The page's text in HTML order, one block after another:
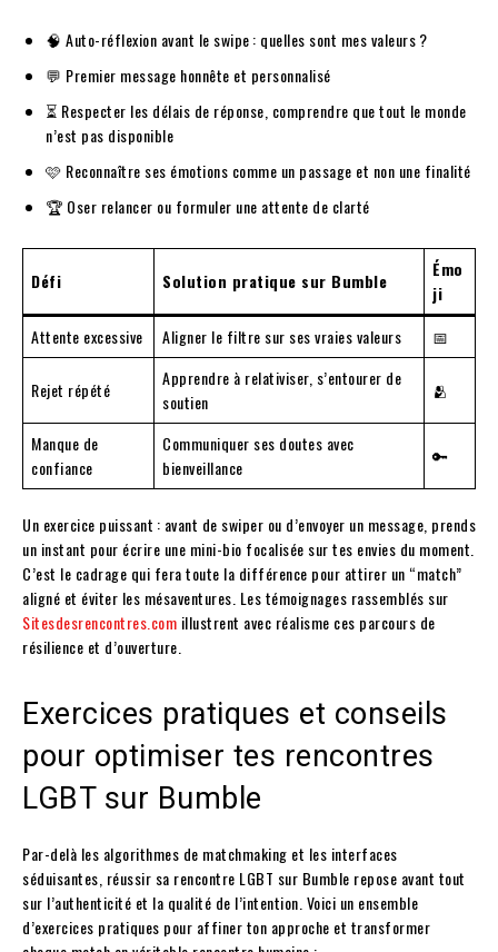
🧠 Auto-réflexion avant le swipe : quelles sont mes valeurs ?
💬 Premier message honnête et personnalisé
⏳ Respecter les délais de réponse, comprendre que tout le monde
n’est pas disponible
🩷 Reconnaître ses émotions comme un passage et non une finalité
🏆 Oser relancer ou formuler une attente de clarté
Défi Solution pratique sur Bumble
Émo
ji
Attente excessive
Aligner le filtre sur ses vraies valeurs 📅
Rejet répété
Apprendre à relativiser, s’entourer de
soutien
🫂
Manque de
confiance
Communiquer ses doutes avec
bienveillance
🔑
Un exercice puissant : avant de swiper ou d’envoyer un message, prends
un instant pour écrire une mini-bio focalisée sur tes envies du moment.
C’est le cadrage qui fera toute la différence pour attirer un “match”
aligné et éviter les mésaventures. Les témoignages rassemblés sur
Sitesdesrencontres.com illustrent avec réalisme ces parcours de
résilience et d’ouverture.
Exercices pratiques et conseils
pour optimiser tes rencontres
LGBT sur Bumble
Par-delà les algorithmes de matchmaking et les interfaces
séduisantes, réussir sa rencontre LGBT sur Bumble repose avant tout
sur l’authenticité et la qualité de l’intention. Voici un ensemble
d’exercices pratiques pour affiner ton approche et transformer